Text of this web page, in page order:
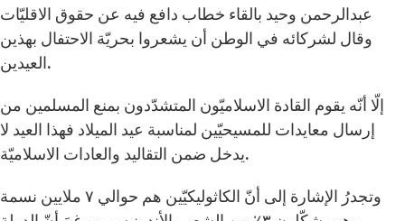
عبدالرحمن وحيد بالقاء خطاب دافع فيه عن حقوق الاقليّات
وقال لشركائه في الوطن أن يشعروا بحريّة الاحتفال بهذين
العيدين.
إلّا أنّه يقوم القادة الاسلاميّون المتشدّدون بمنع المسلمين من
إرسال معايدات للمسيحيّين لمناسبة عيد الميلاد فهذا العيد لا
يدخل ضمن التقاليد والعادات الاسلاميّة.
وتجدرُ الإشارة إلى أنّ الكاثوليكيّين هم حوالي ٧ ملايين نسمة